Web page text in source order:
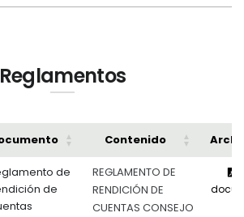
Reglamentos
Contenido
de
de
REGLAMENTO DE
RENDICIÓN DE
CUENTAS CONSEJO